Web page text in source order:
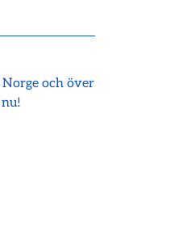
och över